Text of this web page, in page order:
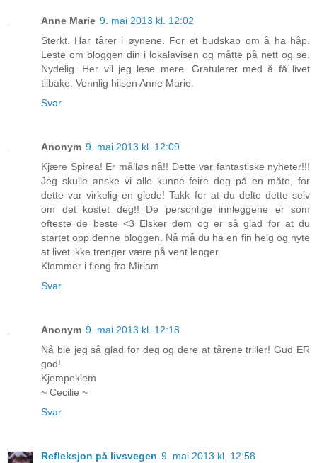
Anne Marie 9. mai 2013 kl. 12:02
Sterkt. Har tårer i øynene. For et budskap om å ha håp.
Leste om bloggen din i lokalavisen og måtte på nett og se.
Nydelig. Her vil jeg lese mere. Gratulerer med å få livet
tilbake. Vennlig hilsen Anne Marie.
Svar
Anonym 9. mai 2013 kl. 12:09
Kjære Spirea! Er målløs nå!! Dette var fantastiske nyheter!!!
Jeg skulle ønske vi alle kunne feire deg på en måte, for
dette var virkelig en glede! Takk for at du delte dette selv
om det kostet deg!! De personlige innleggene er som
ofteste de beste <3 Elsker dem og er så glad for at du
startet opp denne bloggen. Nå må du ha en fin helg og nyte
at livet ikke trenger være på vent lenger.
Klemmer i fleng fra Miriam
Svar
Anonym 9. mai 2013 kl. 12:18
Nå ble jeg så glad for deg og dere at tårene triller! Gud ER
god!
Kjempeklem
~ Cecilie ~
Svar
Refleksjon på livsvegen 9. mai 2013 kl. 12:58